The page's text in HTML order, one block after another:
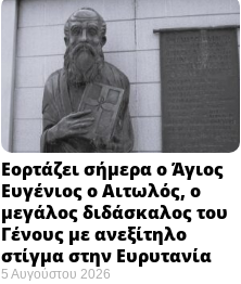
Εορτάζει σήμερα ο Άγιος
Ευγένιος ο Αιτωλός, ο
μεγάλος διδάσκαλος του
Γένους με ανεξίτηλο
στίγμα στην Ευρυτανία
5 Αυγούστου 2026